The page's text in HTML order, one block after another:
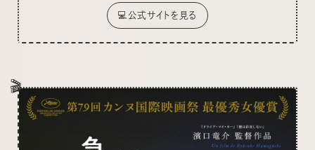
💻公式サイトを見る
🎬